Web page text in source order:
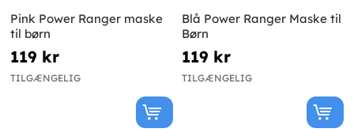
Pink Power Ranger maske
til børn
119 kr
TILGÆNGELIG
Blå Power Ranger Maske til
Børn
119 kr
TILGÆNGELIG